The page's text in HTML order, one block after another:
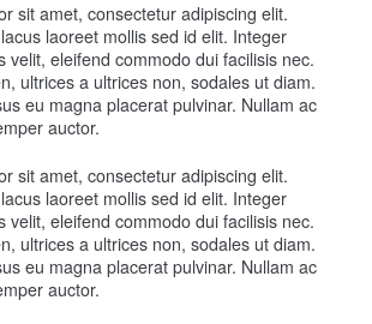
sit amet, consectetur adipiscing elit.
laoreet mollis sed id elit. Integer
velit, eleifend commodo dui facilisis nec.
ultrices a ultrices non, sodales ut diam.
eu magna placerat pulvinar. Nullam ac
auctor.
sit amet, consectetur adipiscing elit.
laoreet mollis sed id elit. Integer
velit, eleifend commodo dui facilisis nec.
ultrices a ultrices non, sodales ut diam.
eu magna placerat pulvinar. Nullam ac
auctor.